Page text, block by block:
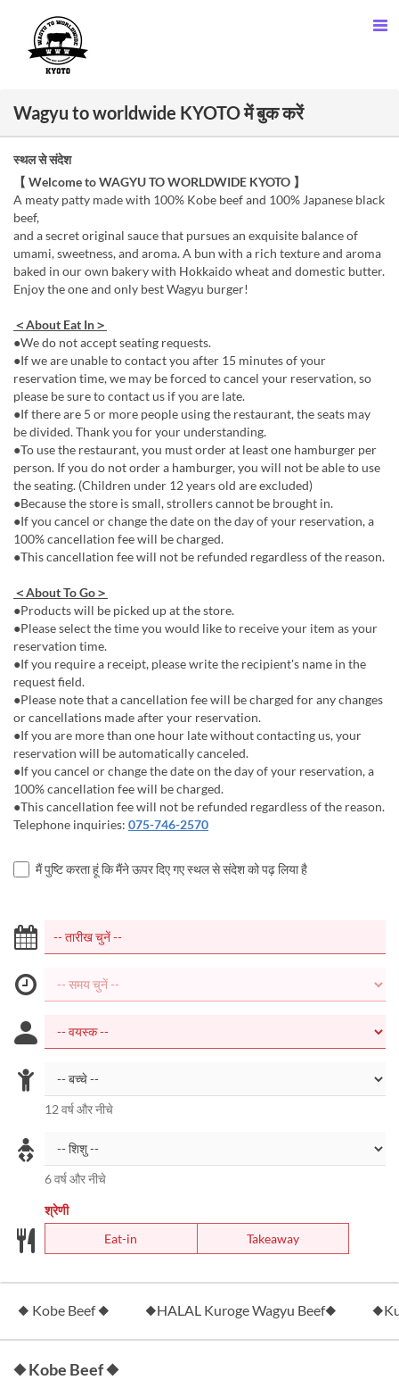
Wagyu to worldwide KYOTO में बुक करें
स्थल से संदेश
【 Welcome to WAGYU TO WORLDWIDE KYOTO 】
A meaty patty made with 100% Kobe beef and 100% Japanese black
beef,
and a secret original sauce that pursues an exquisite balance of
umami, sweetness, and aroma. A bun with a rich texture and aroma
baked in our own bakery with Hokkaido wheat and domestic butter.
Enjoy the one and only best Wagyu burger!
＜About Eat In＞
●We do not accept seating requests.
●If we are unable to contact you after 15 minutes of your
reservation time, we may be forced to cancel your reservation, so
please be sure to contact us if you are late.
●If there are 5 or more people using the restaurant, the seats may
be divided. Thank you for your understanding.
●To use the restaurant, you must order at least one hamburger per
person. If you do not order a hamburger, you will not be able to use
the seating. (Children under 12 years old are excluded)
●Because the store is small, strollers cannot be brought in.
●If you cancel or change the date on the day of your reservation, a
100% cancellation fee will be charged.
●This cancellation fee will not be refunded regardless of the reason.
＜About To Go＞
●Products will be picked up at the store.
●Please select the time you would like to receive your item as your
reservation time.
●If you require a receipt, please write the recipient's name in the
request field.
●Please note that a cancellation fee will be charged for any changes
or cancellations made after your reservation.
●If you are more than one hour late without contacting us, your
reservation will be automatically canceled.
●If you cancel or change the date on the day of your reservation, a
100% cancellation fee will be charged.
●This cancellation fee will not be refunded regardless of the reason.
Telephone inquiries: 075-746-2570
मैं पुष्टि करता हूं कि मैंने ऊपर दिए गए स्थल से संदेश को पढ़ लिया है
12 वर्ष और नीचे
6 वर्ष और नीचे
श्रेणी
Eat-in
Takeaway
◆ Kobe Beef ◆ ◆HALAL Kuroge Wagyu Beef◆
◆ Kobe Beef ◆